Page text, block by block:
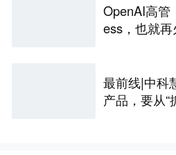
OpenAI高管
ess，也就再
最前线|中科
产品，要从“